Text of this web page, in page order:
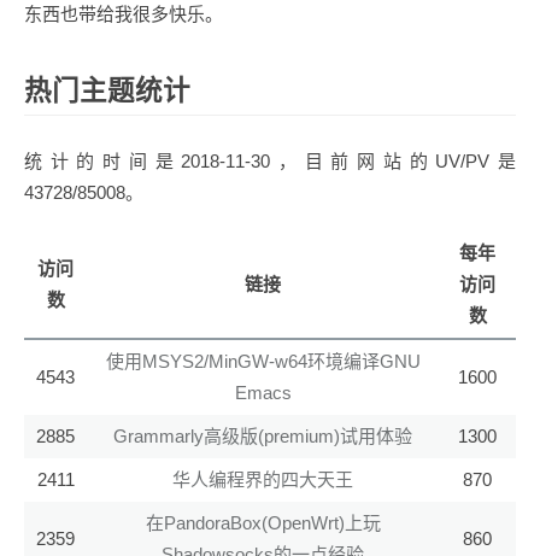
东西也带给我很多快乐。
热门主题统计
统计的时间是2018-11-30，目前网站的UV/PV是
43728/85008。
访问
数
链接
每年
访问
数
4543
使用MSYS2/MinGW-w64环境编译GNU
Emacs
1600
2885 Grammarly高级版(premium)试用体验 1300
2411 华人编程界的四大天王 870
2359
在PandoraBox(OpenWrt)上玩
860